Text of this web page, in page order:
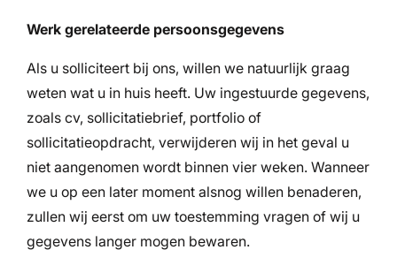
Werk gerelateerde persoonsgegevens
Als u solliciteert bij ons, willen we natuurlijk graag
weten wat u in huis heeft. Uw ingestuurde gegevens,
zoals cv, sollicitatiebrief, portfolio of
sollicitatieopdracht, verwijderen wij in het geval u
niet aangenomen wordt binnen vier weken. Wanneer
we u op een later moment alsnog willen benaderen,
zullen wij eerst om uw toestemming vragen of wij u
gegevens langer mogen bewaren.